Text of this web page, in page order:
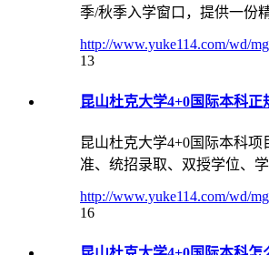
季/秋季入学窗口，提供一份
http://www.yuke114.com/wd/
13
昆山杜克大学4+0国际本科
昆山杜克大学4+0国际本科
准、统招录取、双授学位、
http://www.yuke114.com/wd/
16